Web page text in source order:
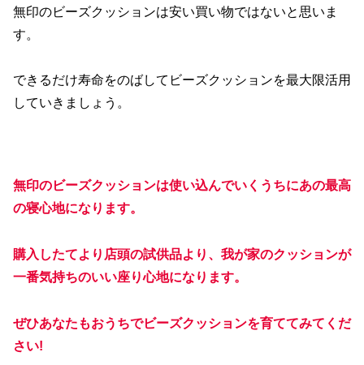
無印のビーズクッションは安い買い物ではないと思いま
す。
できるだけ寿命をのばしてビーズクッションを最大限活用
していきましょう。
無印のビーズクッションは使い込んでいくうちにあの最高
の寝心地になります。
購入したてより店頭の試供品より、我が家のクッションが
一番気持ちのいい座り心地になります。
ぜひあなたもおうちでビーズクッションを育ててみてくだ
さい!